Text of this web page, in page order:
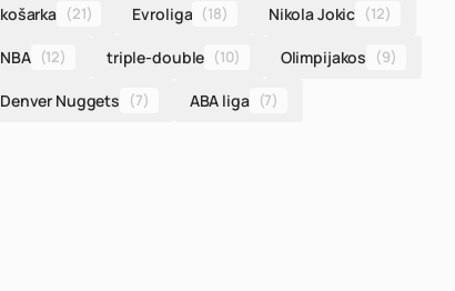
košarka (21) Evroliga (18) Nikola Jokic (12)
NBA (12) triple-double (10) Olimpijakos (9)
Denver Nuggets (7) ABA liga (7)